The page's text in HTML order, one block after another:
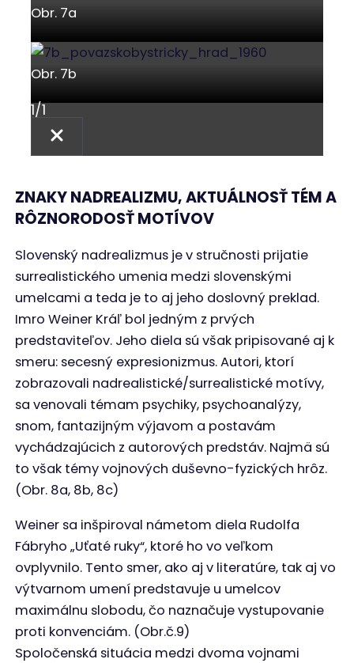
Obr. 7a
Obr. 7b
1/1
ZNAKY NADREALIZMU, AKTUÁLNOSŤ TÉM A
RÔZNORODOSŤ MOTÍVOV
Slovenský nadrealizmus je v stručnosti prijatie
surrealistického umenia medzi slovenskými
umelcami a teda je to aj jeho doslovný preklad.
Imro Weiner Kráľ bol jedným z prvých
predstaviteľov. Jeho diela sú však pripisované aj k
smeru: secesný expresionizmus. Autori, ktorí
zobrazovali nadrealistické/surrealistické motívy,
sa venovali témam psychiky, psychoanalýzy,
snom, fantazijným výjavom a postavám
vychádzajúcich z autorových predstáv. Najmä sú
to však témy vojnových duševno-fyzických hrôz.
(Obr. 8a, 8b, 8c)
Weiner sa inšpiroval námetom diela Rudolfa
Fábryho „Uťaté ruky“, ktoré ho vo veľkom
ovplyvnilo. Tento smer, ako aj v literatúre, tak aj vo
výtvarnom umení predstavuje u umelcov
maximálnu slobodu, čo naznačuje vystupovanie
proti konvenciám. (Obr.č.9)
Spoločenská situácia medzi dvoma vojnami